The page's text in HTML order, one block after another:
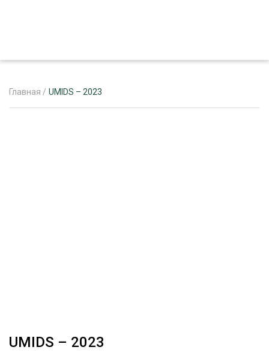
ЛЕСОВОССТАНОВЛЕНИЕ И ЗАЩИТА
ТЕМАТИЧЕСКИЕ ПРОЕКТЫ
Главная / UMIDS – 2023
UMIDS – 2023